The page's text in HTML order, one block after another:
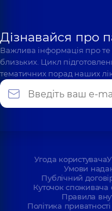
Дізнавайся про
Важлива інформація про
близьких. Цикл
тематичних порад наших
Угода користувача
Умови
Публічний
Куточок споживача
Правила
Політика